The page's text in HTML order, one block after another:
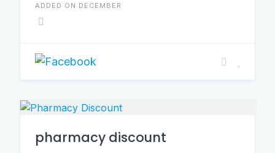
ADDED ON DECEMBER
pharmacy discount